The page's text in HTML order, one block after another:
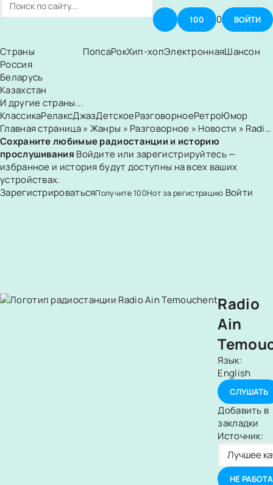
100 0 ВОЙТИ
Страны
Россия
Беларусь
Казахстан
И другие страны...
ПопсаРокХип-хопЭлектроннаяШансон
КлассикаРелаксДжазДетскоеРазговорноеРетроЮмор
Главная страница» Жанры » Разговорное » Новости » Radio Ain Temouchent
Сохраните любимые радиостанции и историю
прослушивания Войдите или зарегистрируйтесь —
избранное и история будут доступны на всех ваших
устройствах.
ЗарегистрироватьсяПолучите100Нотза регистрацию Войти
Radio
Ain
Язык:
English
СЛУШАТЬ
Добавить в
закладки
Источник:
НЕ